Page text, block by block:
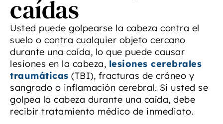
caídas
Usted puede golpearse la cabeza contra el
suelo o contra cualquier objeto cercano
durante una caída, lo que puede causar
lesiones en la cabeza, lesiones cerebrales
traumáticas (TBI), fracturas de cráneo y
sangrado o inflamación cerebral. Si usted se
golpea la cabeza durante una caída, debe
recibir tratamiento médico de inmediato.